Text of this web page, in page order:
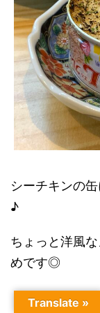
シーチキンの
♪
ちょっと洋風
めです◎
Translate »